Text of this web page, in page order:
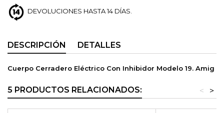
DEVOLUCIONES HASTA 14 DÍAS.
DESCRIPCIÓN DETALLES
Cuerpo Cerradero Eléctrico Con Inhibidor Modelo 19. Amig
5 PRODUCTOS RELACIONADOS: >
<